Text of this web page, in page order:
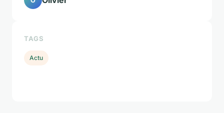
TAGS
Actu